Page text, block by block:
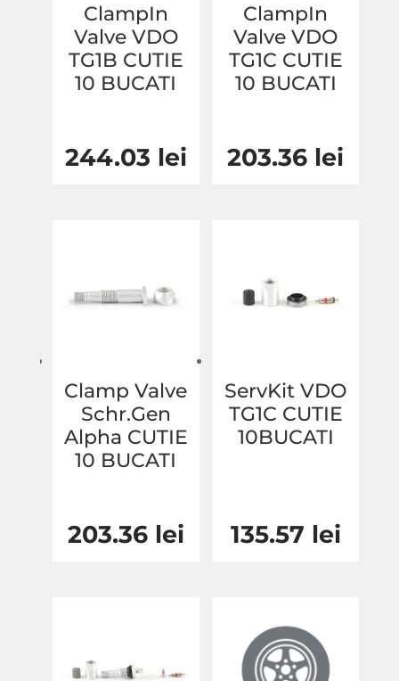
ClampIn
Valve VDO
TG1B CUTIE
10 BUCATI
244.03 lei
ClampIn
Valve VDO
TG1C CUTIE
10 BUCATI
203.36 lei
Clamp Valve
Schr.Gen
Alpha CUTIE
10 BUCATI
203.36 lei
ServKit VDO
TG1C CUTIE
10BUCATI
135.57 lei